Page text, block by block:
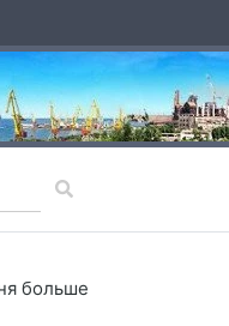
больше